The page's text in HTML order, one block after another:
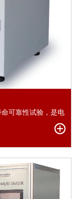
可靠性试验，是电